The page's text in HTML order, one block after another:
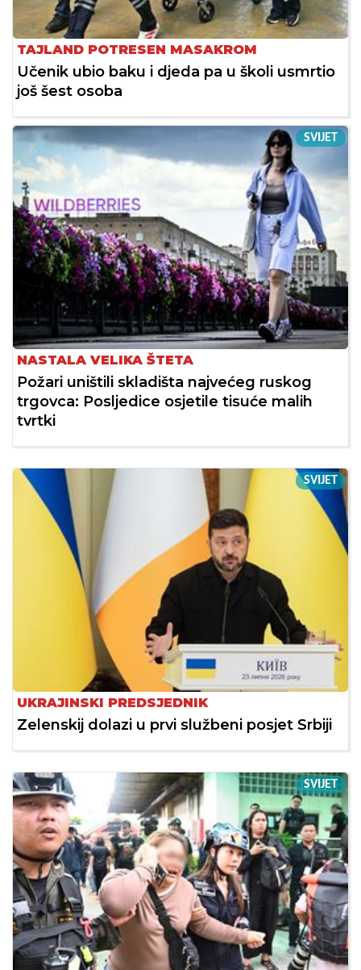
TAJLAND POTRESEN MASAKROM
Učenik ubio baku i djeda pa u školi usmrtio
još šest osoba
SVIJET
NASTALA VELIKA ŠTETA
Požari uništili skladišta najvećeg ruskog
trgovca: Posljedice osjetile tisuće malih
tvrtki
SVIJET
UKRAJINSKI PREDSJEDNIK
Zelenskij dolazi u prvi službeni posjet Srbiji
SVIJET